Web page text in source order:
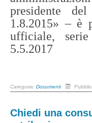
presidente
1.8.2015» – è
ufficiale,
5.5.2017
Categoria: Documenti
Chiedi una